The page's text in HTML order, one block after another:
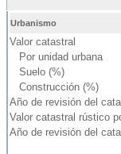
Urbanismo
Valor catastral
Por unidad urbana
Suelo (%)
Construcción (%)
Año de revisión del
Valor catastral rústico
Año de revisión del